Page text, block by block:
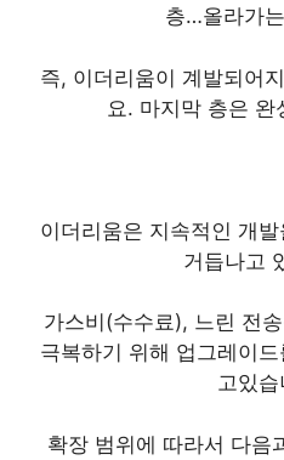
층…올라가
즉, 이더리움이 계발되어
요. 마지막 층은 완
이더리움은 지속적인 개
거듭나고
가스비(수수료), 느린 전
극복하기 위해 업그레이
고있습
확장 범위에 따라서 다음